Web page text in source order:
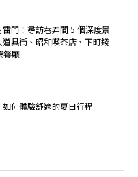
雷門！尋訪巷弄間 5 個深度景
具街、昭和喫茶店、下町錢
餐廳
何體驗舒適的夏日行程